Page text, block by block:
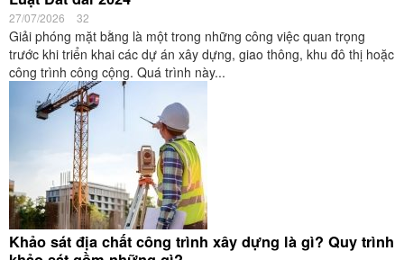
27/07/2026 32
Giải phóng mặt bằng là một trong những công việc quan trọng
trước khi triển khai các dự án xây dựng, giao thông, khu đô thị hoặc
công trình công cộng. Quá trình này...
Khảo sát địa chất công trình xây dựng là gì? Quy trình